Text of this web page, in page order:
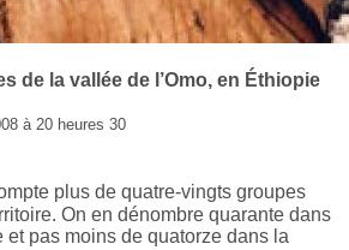
de la vallée de l’Omo, en Éthiopie
à 20 heures 30
plus de quatre-vingts groupes
On en dénombre quarante dans
et pas moins de quatorze dans la